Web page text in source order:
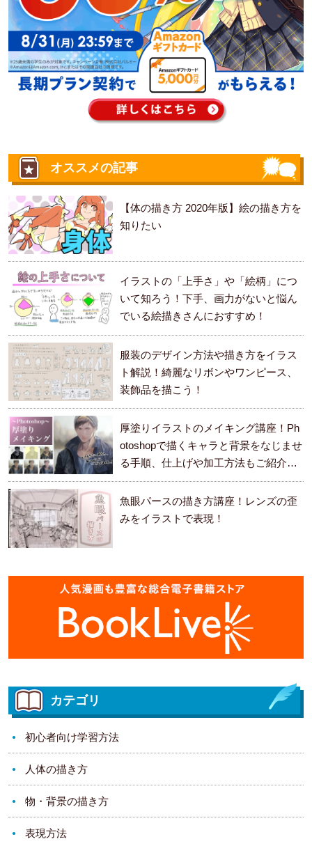
オススメの記事
【体の描き方 2020年版】絵の描き方を
知りたい
イラストの「上手さ」や「絵柄」につ
いて知ろう！下手、画力がないと悩ん
でいる絵描きさんにおすすめ！
服装のデザイン方法や描き方をイラス
ト解説！綺麗なリボンやワンピース、
装飾品を描こう！
厚塗りイラストのメイキング講座！Ph
otoshopで描くキャラと背景をなじませ
る手順、仕上げや加工方法もご紹介し
ます。
魚眼パースの描き方講座！レンズの歪
みをイラストで表現！
カテゴリ
初心者向け学習方法
人体の描き方
物・背景の描き方
表現方法